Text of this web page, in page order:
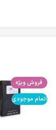
فروش ویژه
اتمام موجودی